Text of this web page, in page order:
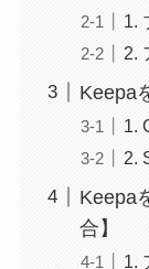
1.
2.
Keepa
1.
2.
Keepa
合】
1.